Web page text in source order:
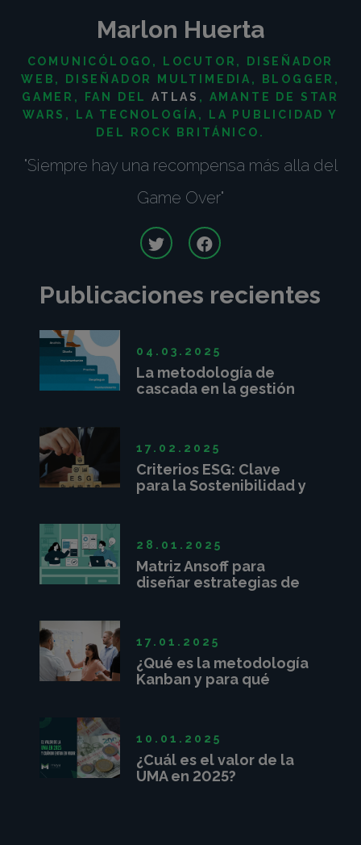
Marlon Huerta
COMUNICÓLOGO, LOCUTOR, DISEÑADOR
WEB, DISEÑADOR MULTIMEDIA, BLOGGER,
GAMER, FAN DELATLAS , AMANTE DE STAR
WARS, LA TECNOLOGÍA, LA PUBLICIDAD Y
DEL ROCK BRITÁNICO.
"Siempre hay una recompensa más alla del
Game Over"
Publicaciones recientes
La metodología de
cascada en la gestión
04.03.2025
Criterios ESG: Clave
para la Sostenibilidad y
17.02.2025
Matriz Ansoff para
diseñar estrategias de
28.01.2025
¿Qué es la metodología
Kanban y para qué
17.01.2025
¿Cuál es el valor de la
UMA en 2025?
10.01.2025